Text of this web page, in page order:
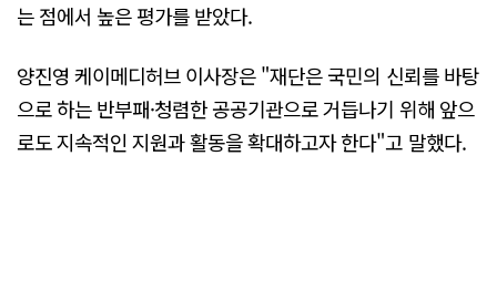
는 점에서 높은 평가를 받았다.
양진영 케이메디허브 이사장은 "재단은 국민의 신뢰를 바탕
으로 하는 반부패·청렴한 공공기관으로 거듭나기 위해 앞으
로도 지속적인 지원과 활동을 확대하고자 한다"고 말했다.